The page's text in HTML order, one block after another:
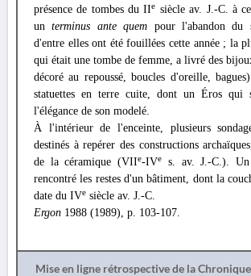
présence de tombes du IIe siècle av. J.-C. à
unterminus ante quem pour l'abandon du
d'entre elles ont été fouillées cette année ; la
qui était une tombe de femme, a livré des
décoré au repoussé, boucles d'oreille,
statuettes en terre cuite, dont un Éros qui
l'élégance de son modelé.
À l'intérieur de l'enceinte, plusieurs
destinés à repérer des constructions
de la céramique (VIIe-IVe
s. av. J.-C.). Un
rencontré les restes d'un bâtiment, dont la
date du IVe siècle av. J.-C.
Ergon 1988 (1989), p. 103-107.
Mise en ligne rétrospective de la